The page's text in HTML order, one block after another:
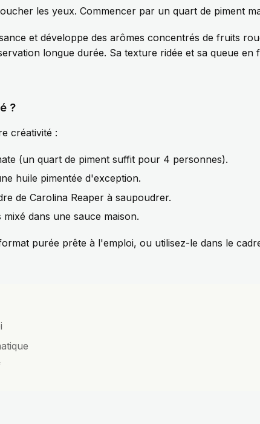
les yeux. Commencer par un quart de piment
et développe des arômes concentrés de fruits
longue durée. Sa texture ridée et sa queue
?
créativité :
(un quart de piment suffit pour 4 personnes).
huile pimentée d'exception.
de Carolina Reaper à saupoudrer.
dans une sauce maison.
purée prête à l'emploi, ou utilisez-le dans le